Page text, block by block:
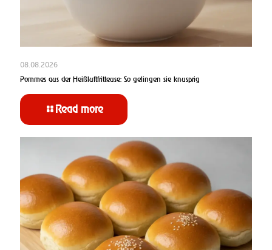
08.08.2026
Pommes aus der Heißluftfritteuse: So gelingen sie knusprig
Read more